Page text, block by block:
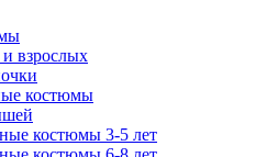
взрослых
костюмы
костюмы 3-5 лет